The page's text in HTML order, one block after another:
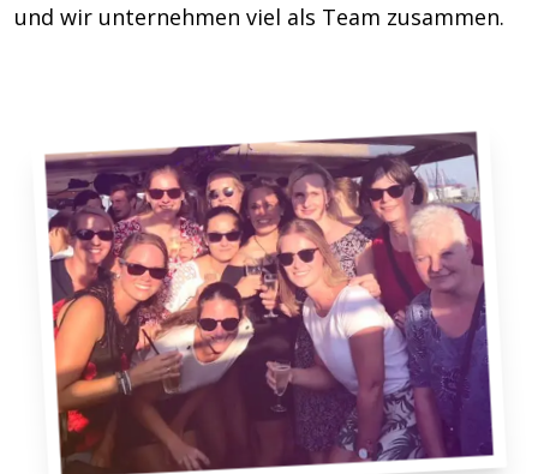
und wir unternehmen viel als Team zusammen.